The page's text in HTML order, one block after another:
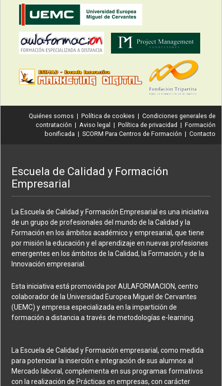
Quiénes somos | Política de cookies | Condiciones generales de
contratación | Aviso legal | Política de privacidad | Formación
bonificada | SCORM Para Centros de Formación | Contacto
Escuela de Calidad y Formación
Empresarial
La Escuela de Calidad y Formación Empresarial es una iniciativa
de un grupo de profesionales del mundo de la Calidad y la
Formación en los ámbitos académico y empresarial, que tiene
por misión la educación y el aprendizaje en nuevas profesiones
emergentes en los ámbitos de la Calidad, la Formación, y de la
Innovación empresarial.
Esta iniciativa está promovida por AULAFORMACION, centro
colaborador de la Universidad Europea Miguel de Cervantes
(UEMC) y empresa especializada en la impartición de
formación a distancia a través de metodologías e-learning.
La Escuela de Calidad y Formación empresarial, como medida
para potenciar la inserción e integración de sus alumnos al
Mercado laboral, complementa en sus programas formativos
con la realización de Prácticas en empresas, con carácter